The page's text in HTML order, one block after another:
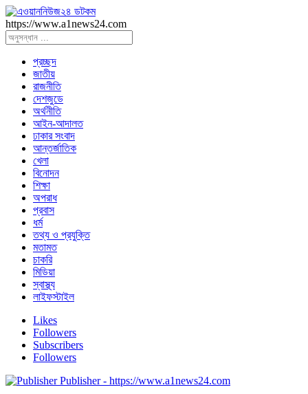
https://www.a1news24.com
প্রচ্ছদ
জাতীয়
রাজনীতি
দেশজুডে
অর্থনীতি
আইন-আদালত
ঢাকার সংবাদ
আন্তর্জাতিক
খেলা
বিনোদন
শিক্ষা
অপরাধ
প্রবাস
ধর্ম
তথ্য ও প্রযুক্তি
মতামত
চাকরি
মিডিয়া
স্বাস্থ্য
লাইফস্টাইল
Likes
Followers
Subscribers
Followers
Publisher - https://www.a1news24.com